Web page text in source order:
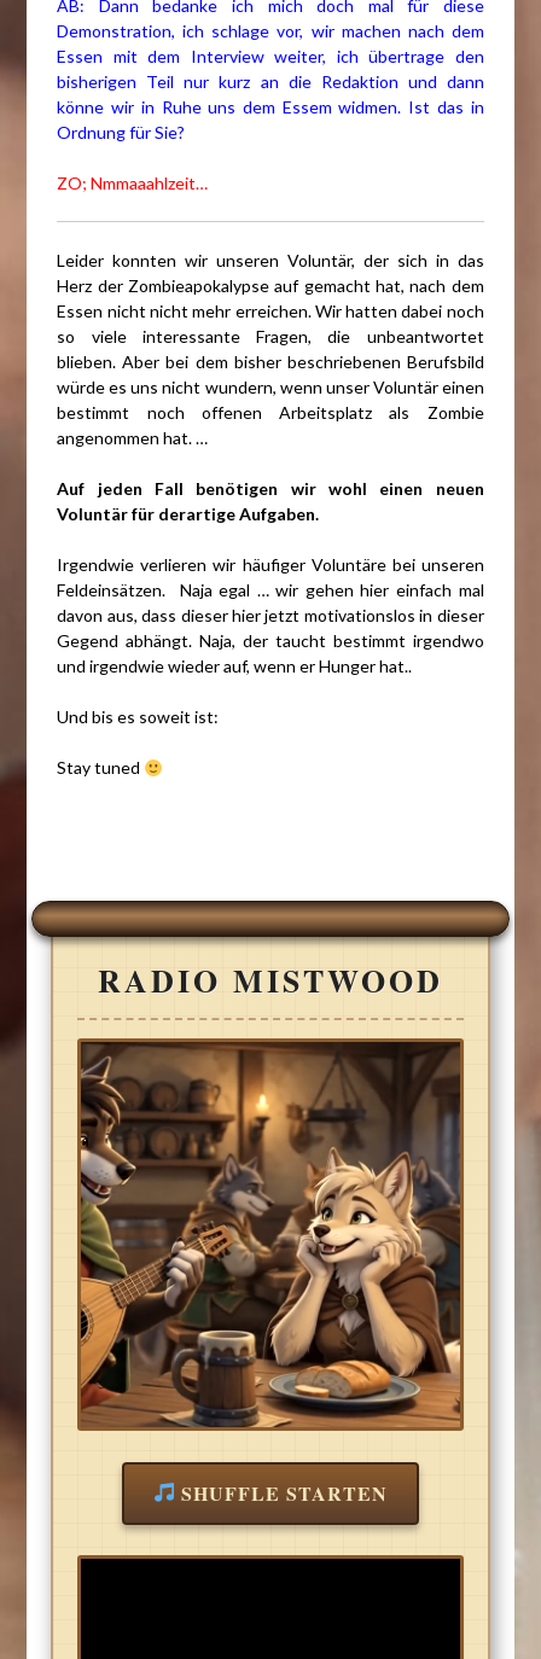
AB: Dann bedanke ich mich doch mal für diese
Demonstration, ich schlage vor, wir machen nach dem
Essen mit dem Interview weiter, ich übertrage den
bisherigen Teil nur kurz an die Redaktion und dann
könne wir in Ruhe uns dem Essem widmen. Ist das in
Ordnung für Sie?
ZO; Nmmaaahlzeit…
Leider konnten wir unseren Voluntär, der sich in das
Herz der Zombieapokalypse auf gemacht hat, nach dem
Essen nicht nicht mehr erreichen. Wir hatten dabei noch
so viele interessante Fragen, die unbeantwortet
blieben. Aber bei dem bisher beschriebenen Berufsbild
würde es uns nicht wundern, wenn unser Voluntär einen
bestimmt noch offenen Arbeitsplatz als Zombie
angenommen hat. …
Auf jeden Fall benötigen wir wohl einen neuen
Voluntär für derartige Aufgaben.
Irgendwie verlieren wir häufiger Voluntäre bei unseren
Feldeinsätzen. Naja egal … wir gehen hier einfach mal
davon aus, dass dieser hier jetzt motivationslos in dieser
Gegend abhängt. Naja, der taucht bestimmt irgendwo
und irgendwie wieder auf, wenn er Hunger hat..
Und bis es soweit ist:
Stay tuned
RADIO MISTWOOD
SHUFFLE STARTEN